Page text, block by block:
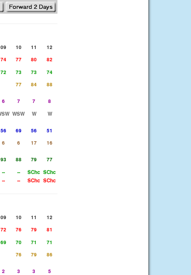
09 10 11
12
74 77 80
82
72 73 73
74
77 84
88
6 7 7
8
WSW W
W
56 69 56
51
6 6 17
16
93 88 79
77
-- -- SChc SChc
-- -- SChc SChc
09 10 11
12
72 76 79
81
69 70 71
71
76 79
86
2 3 3
5